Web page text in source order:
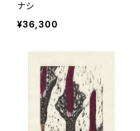
ナシ
¥36,300